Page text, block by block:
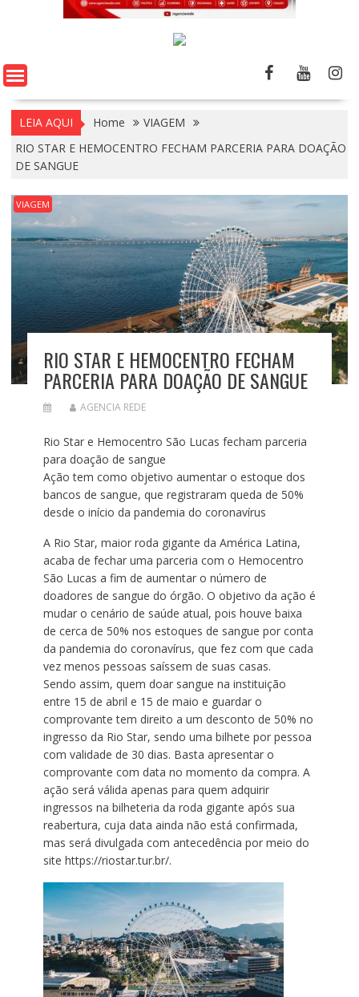
LEIA AQUI Home
VIAGEM
RIO STAR E HEMOCENTRO FECHAM PARCERIA PARA DOAÇÃO
DE SANGUE
VIAGEM
RIO STAR E HEMOCENTRO FECHAM
PARCERIA PARA DOAÇÃO DE SANGUE
AGENCIA REDE
Rio Star e Hemocentro São Lucas fecham parceria
para doação de sangue
Ação tem como objetivo aumentar o estoque dos
bancos de sangue, que registraram queda de 50%
desde o início da pandemia do coronavírus
A Rio Star, maior roda gigante da América Latina,
acaba de fechar uma parceria com o Hemocentro
São Lucas a fim de aumentar o número de
doadores de sangue do órgão. O objetivo da ação é
mudar o cenário de saúde atual, pois houve baixa
de cerca de 50% nos estoques de sangue por conta
da pandemia do coronavírus, que fez com que cada
vez menos pessoas saíssem de suas casas.
Sendo assim, quem doar sangue na instituição
entre 15 de abril e 15 de maio e guardar o
comprovante tem direito a um desconto de 50% no
ingresso da Rio Star, sendo uma bilhete por pessoa
com validade de 30 dias. Basta apresentar o
comprovante com data no momento da compra. A
ação será válida apenas para quem adquirir
ingressos na bilheteria da roda gigante após sua
reabertura, cuja data ainda não está confirmada,
mas será divulgada com antecedência por meio do
site https://riostar.tur.br/.